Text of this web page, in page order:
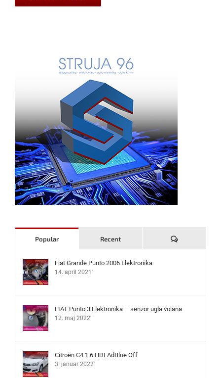
Popular Recent Komentari
Fiat Grande Punto 2006 Elektronika
14. april 2021'
FIAT Punto 3 Elektronika – senzor ugla volana
12. maj 2022'
Citroën C4 1.6 HDI AdBlue Off
3. januar 2022'